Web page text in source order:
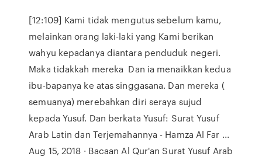
[12:109] Kami tidak mengutus sebelum kamu,
melainkan orang laki-laki yang Kami berikan
wahyu kepadanya diantara penduduk negeri.
Maka tidakkah mereka Dan ia menaikkan kedua
ibu-bapanya ke atas singgasana. Dan mereka (
semuanya) merebahkan diri seraya sujud
kepada Yusuf. Dan berkata Yusuf: Surat Yusuf
Arab Latin dan Terjemahannya - Hamza Al Far ...
Aug 15, 2018 · Bacaan Al Qur'an Surat Yusuf Arab